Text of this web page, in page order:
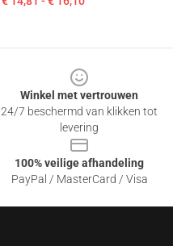
Winkel met vertrouwen
24/7 beschermd van klikken tot
levering
100% veilige afhandeling
PayPal / MasterCard / Visa